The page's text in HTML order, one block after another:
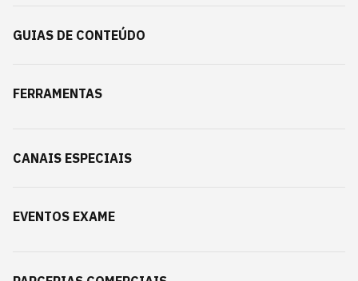
GUIAS DE CONTEÚDO
FERRAMENTAS
CANAIS ESPECIAIS
EVENTOS EXAME